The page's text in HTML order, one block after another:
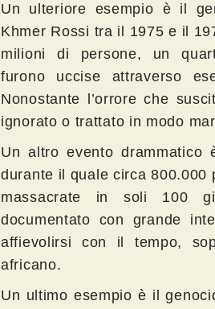
Un ulteriore esempio è il
Khmer Rossi tra il 1975 e il
milioni di persone, un
furono uccise attraverso
Nonostante l’orrore che
ignorato o trattato in modo
Un altro evento drammatico
durante il quale circa 800.000
massacrate in soli 100
documentato con grande
affievolirsi con il tempo,
africano.
Un ultimo esempio è il